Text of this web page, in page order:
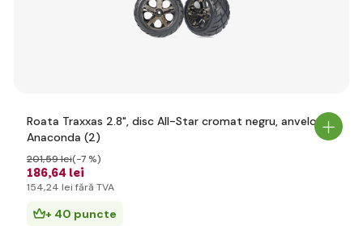
Roata Traxxas 2.8", disc All-Star cromat negru, anvelope
Anaconda (2)
186,64 lei
201,59 lei(-7 %)
154,24 lei fără TVA
+ 40 puncte